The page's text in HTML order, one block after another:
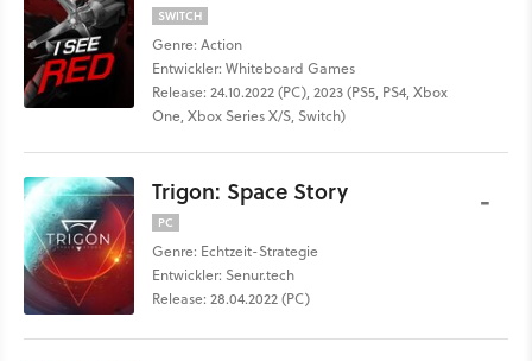
SWITCH
Genre: Action
Entwickler: Whiteboard Games
Release: 24.10.2022 (PC), 2023 (PS5, PS4, Xbox
One, Xbox Series X/S, Switch)
Trigon: Space Story
PC
Genre: Echtzeit-Strategie
Entwickler: Senur.tech
Release: 28.04.2022 (PC)
-